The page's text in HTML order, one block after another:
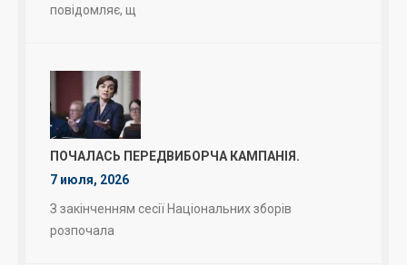
повідомляє, щ
ПОЧАЛАСЬ ПЕРЕДВИБОРЧА КАМПАНІЯ.
7 июля, 2026
З закінченням сесії Національних зборів
розпочала